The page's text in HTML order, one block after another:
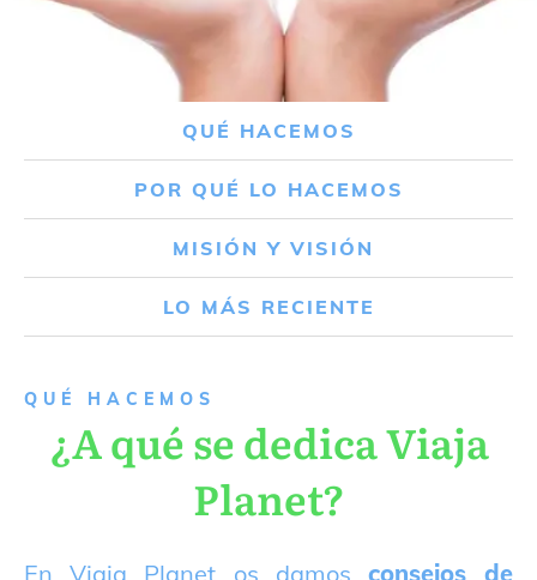
QUÉ HACEMOS
POR QUÉ LO HACEMOS
MISIÓN Y VISIÓN
LO MÁS RECIENTE
QUÉ HACEMOS
¿A qué se dedica Viaja
Planet?
En Viaja Planet os damos consejos de